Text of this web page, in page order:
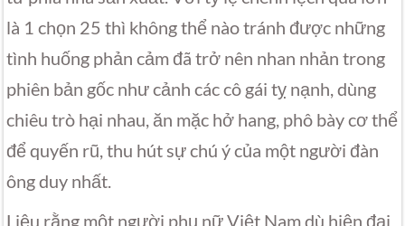
là 1 chọn 25 thì không thể nào tránh được những
tình huống phản cảm đã trở nên nhan nhản trong
phiên bản gốc như cảnh các cô gái tỵ nạnh, dùng
chiêu trò hại nhau, ăn mặc hở hang, phô bày cơ thể
để quyến rũ, thu hút sự chú ý của một người đàn
ông duy nhất.
Liệu rằng một người phụ nữ Việt Nam dù hiện đại